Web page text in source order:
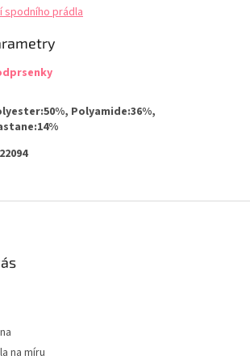
spodního prádla
Polyamide:36%,
na míru